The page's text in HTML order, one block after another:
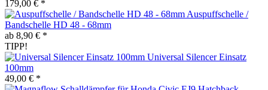
179,00 € *
Auspuffschelle /
Bandschelle HD 48 - 68mm
ab 8,90 € *
TIPP!
Universal Silencer Einsatz
100mm
49,00 € *